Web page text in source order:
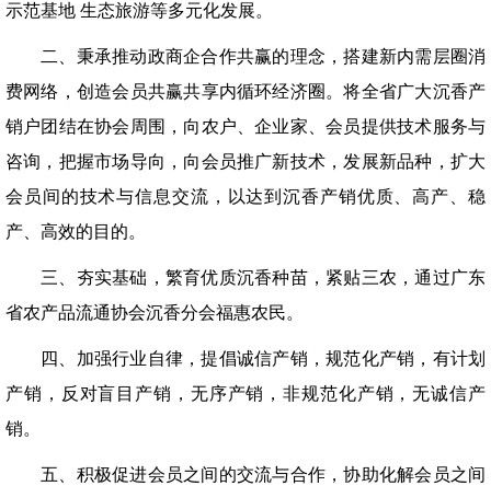
示范基地 生态旅游等多元化发展。
二、秉承推动政商企合作共赢的理念，搭建新内需层圈消
费网络，创造会员共赢共享内循环经济圈。将全省广大沉香产
销户团结在协会周围，向农户、企业家、会员提供技术服务与
咨询，把握市场导向，向会员推广新技术，发展新品种，扩大
会员间的技术与信息交流，以达到沉香产销优质、高产、稳
产、高效的目的。
三、夯实基础，繁育优质沉香种苗，紧贴三农，通过广东
省农产品流通协会沉香分会福惠农民。
四、加强行业自律，提倡诚信产销，规范化产销，有计划
产销，反对盲目产销，无序产销，非规范化产销，无诚信产
销。
五、积极促进会员之间的交流与合作，协助化解会员之间